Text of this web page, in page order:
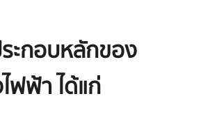
ะกอบหลักของ
ฟฟ้า ได้แก่